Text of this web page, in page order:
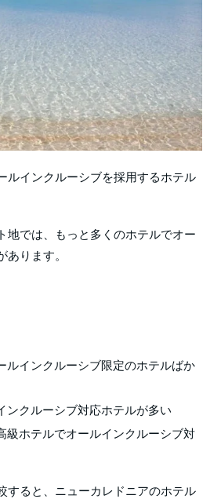
ルインクルーシブを採用するホテル
地では、もっと多くのホテルでオー
あります。
ルインクルーシブ限定のホテルばか
ンクルーシブ対応ホテルが多い
級ホテルでオールインクルーシブ対
すると、ニューカレドニアのホテル